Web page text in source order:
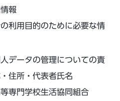
報
利用目的のために必要な情
データの管理についての責
住所・代表者氏名
専門学校生活協同組合